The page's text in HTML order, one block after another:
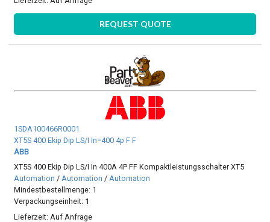
REQUEST QUOTE
1SDA100466R0001
XT5S 400 Ekip Dip LS/I In=400 4p F F
ABB
XT5S 400 Ekip Dip LS/I In 400A 4P FF Kompaktleistungsschalter XT5
Automation /Automation /Automation
Mindestbestellmenge: 1
Verpackungseinheit: 1
Lieferzeit: Auf Anfrage